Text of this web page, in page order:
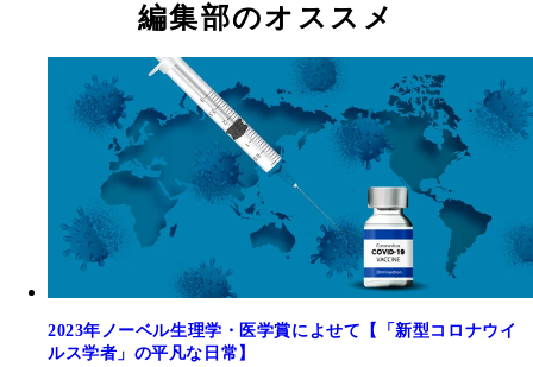
編集部のオススメ
2023年ノーベル生理学・医学賞によせて【「新型コロナウイ
ルス学者」の平凡な日常】